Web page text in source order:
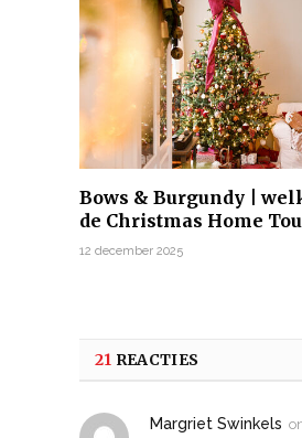
Bows & Burgundy |
de Christmas Home
12 december 2025
21 REACTIES
Margriet Swinkels